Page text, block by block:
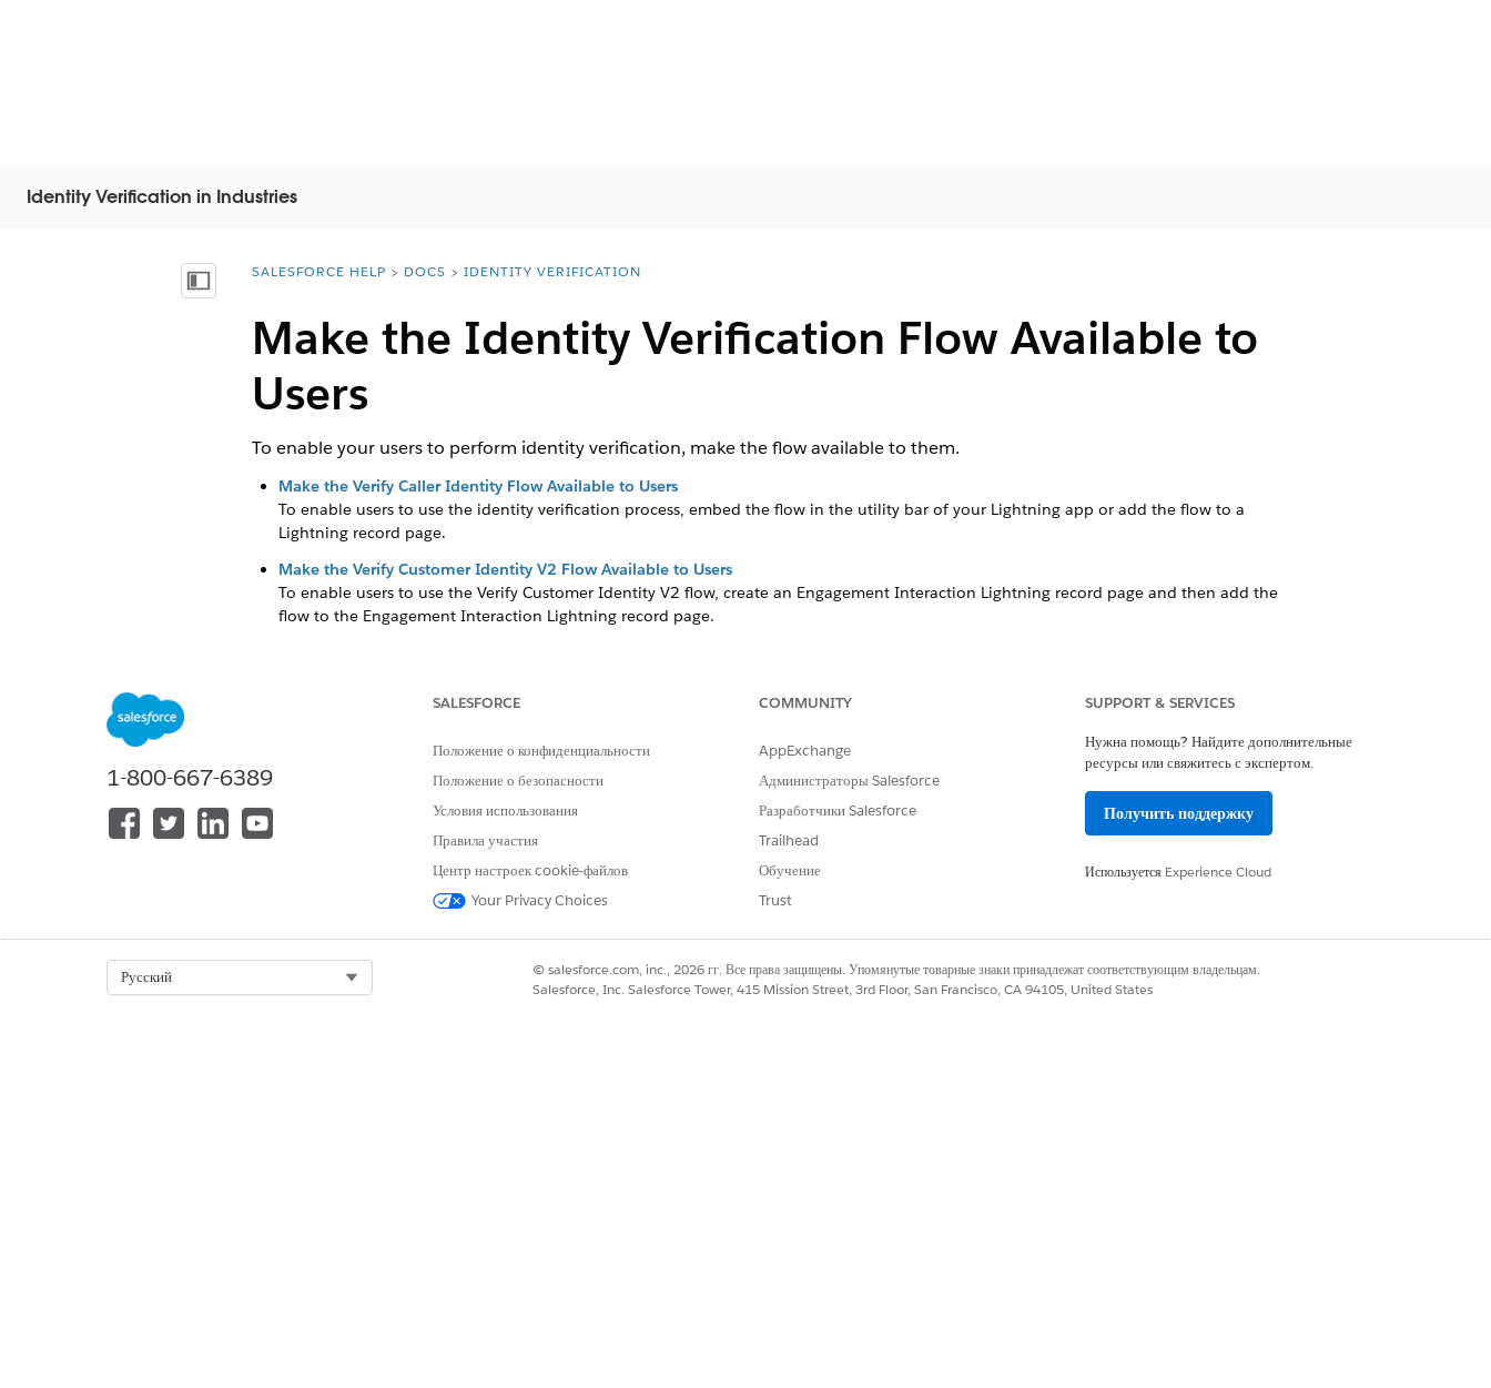
Identity Verification in Industries
Показать содержание
You are here:
SALESFORCE HELP DOCS IDENTITY VERIFICATION
Make the Identity Verification Flow Available to
Users
To enable your users to perform identity verification, make the flow available to them.
Make the Verify Caller Identity Flow Available to Users
To enable users to use the identity verification process, embed the flow in the utility bar of your Lightning app or add the flow to a
Lightning record page.
Make the Verify Customer Identity V2 Flow Available to Users
To enable users to use the Verify Customer Identity V2 flow, create an Engagement Interaction Lightning record page and then add the
flow to the Engagement Interaction Lightning record page.
Lightning record page, and then add the flow to that page. Or, add the flow to the utility bar of your Lightning app.
ЭТА СТАТЬЯ РЕШИЛА ВАШУ ПРОБЛЕМУ?
Оставьте свой отзыв, чтобы мы могли стать лучше!
Да Нет
1-800-667-6389
SALESFORCE
Положение о конфиденциальности
Положение о безопасности
Условия использования
Правила участия
Центр настроек cookie-файлов
Your Privacy Choices
COMMUNITY
AppExchange
Администраторы Salesforce
Разработчики Salesforce
Trailhead
Обучение
Trust
SUPPORT & SERVICES
Нужна помощь? Найдите дополнительные
ресурсы или свяжитесь с экспертом.
Получить поддержку
Используется Experience Cloud
Русский
© salesforce.com, inc., 2026 гг. Все права защищены. Упомянутые товарные знаки принадлежат соответствующим владельцам.
Salesforce, Inc. Salesforce Tower, 415 Mission Street, 3rd Floor, San Francisco, CA 94105, United States